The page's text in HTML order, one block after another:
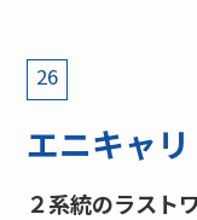
26
エニキャリ
２系統のラスト